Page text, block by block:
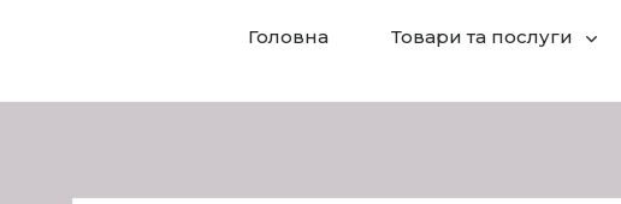
Головна Товари та послуги